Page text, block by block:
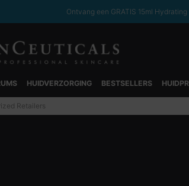
Ontvang een GRATIS 15ml
HUIDVERZORGING BESTSELLERS
Retailers